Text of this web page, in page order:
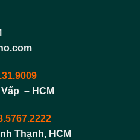
Vấp – HCM
Thạnh, HCM